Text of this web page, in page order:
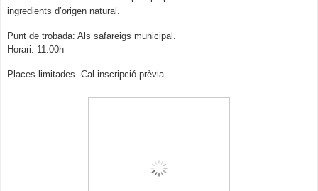
ingredients d’origen natural.
Punt de trobada: Als safareigs municipal.
Horari: 11.00h
Places limitades. Cal inscripció prèvia.